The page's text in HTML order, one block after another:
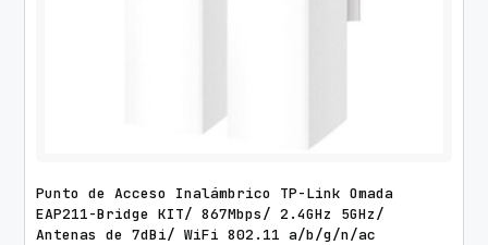
Punto de Acceso Inalámbrico TP-Link Omada
EAP211-Bridge KIT/ 867Mbps/ 2.4GHz 5GHz/
Antenas de 7dBi/ WiFi 802.11 a/b/g/n/ac